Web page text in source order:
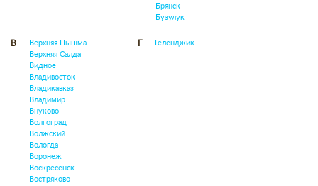
Брянск
Бузулук
В
Верхняя Пышма
Верхняя Салда
Видное
Владивосток
Владикавказ
Владимир
Внуково
Волгоград
Волжский
Вологда
Воронеж
Воскресенск
Востряково
Геленджик